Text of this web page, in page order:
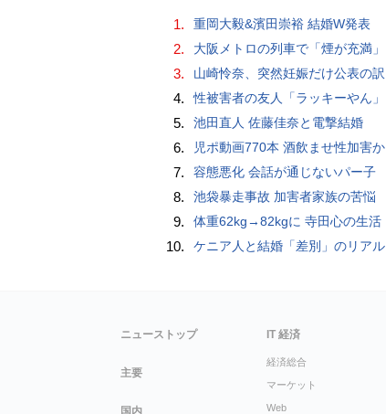
1. 重岡大毅&濱田崇裕 結婚W発表
2. 大阪メトロの列車で「煙が充満」
3. 山崎怜奈、突然妊娠だけ公表の訳
4. 性被害者の友人「ラッキーやん」
5. 池田直人 佐藤佳奈と電撃結婚
6. 児ポ動画770本 酒飲ませ性加害か
7. 容態悪化 会話が通じないパー子
8. 池袋暴走事故 加害者家族の苦悩
9. 体重62kg→82kgに 寺田心の生活
10. ケニア人と結婚「差別」のリアル
ニューストップ
主要
IT 経済
経済総合
マーケット
Web